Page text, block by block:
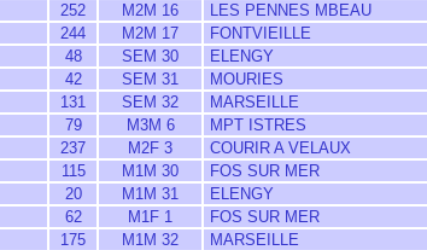
252 M2M 16 LES PENNES MBEAU
244 M2M 17 FONTVIEILLE
48 SEM 30 ELENGY
42 SEM 31 MOURIES
131 SEM 32 MARSEILLE
79 M3M 6 MPT ISTRES
237 M2F 3 COURIR A VELAUX
115 M1M 30 FOS SUR MER
20 M1M 31 ELENGY
62 M1F 1 FOS SUR MER
175 M1M 32 MARSEILLE